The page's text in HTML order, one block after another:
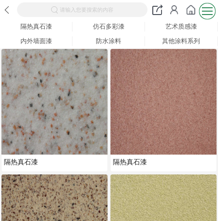
请输入您要搜索的内容
隔热真石漆 仿石多彩漆
艺术质感漆
内外墙面漆
防水涂料 其他涂料系列
隔热真石漆 隔热真石漆